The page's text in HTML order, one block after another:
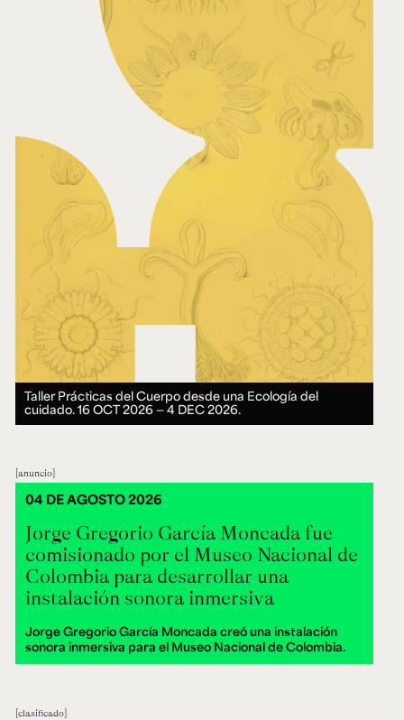
Taller Prácticas del Cuerpo desde una Ecología del
cuidado.16 OCT 2026 ― 4 DEC 2026.
anuncio
Jorge Gregorio García Moncada fue
comisionado por el Museo Nacional de
Colombia para desarrollar una
instalación sonora inmersiva
Jorge Gregorio García Moncada creó una instalación
sonora inmersiva para el Museo Nacional de Colombia.
04 DE AGOSTO 2026
clasificado